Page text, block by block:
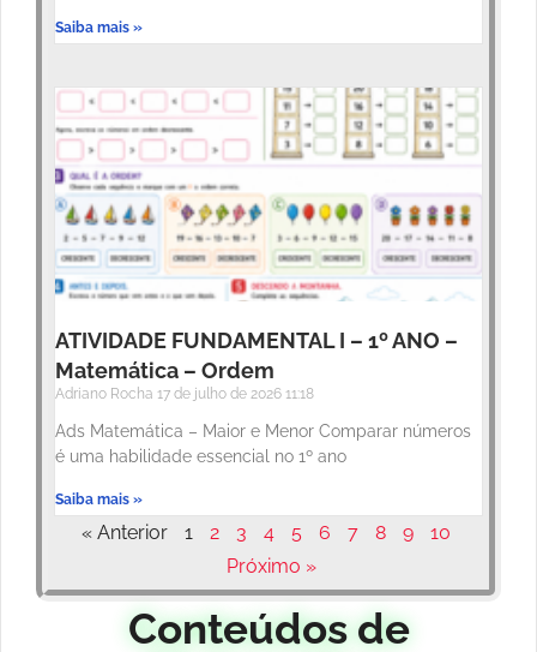
Saiba mais »
ATIVIDADE FUNDAMENTAL I – 1º ANO –
Matemática – Ordem
Adriano Rocha 17 de julho de 2026 11:18
Ads Matemática – Maior e Menor Comparar números
é uma habilidade essencial no 1º ano
Saiba mais »
« Anterior 1 2 3 4 5 6 7 8 9
10
Próximo »
Conteúdos de